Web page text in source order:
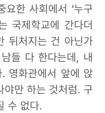
한 사회에서 ‘누구
국제학교에 간다더
뒤처지는 건 아닌가
들 다 한다는데, 내
영화관에서 앞에 앉
야만 하는 것처럼. 구
수 없다.